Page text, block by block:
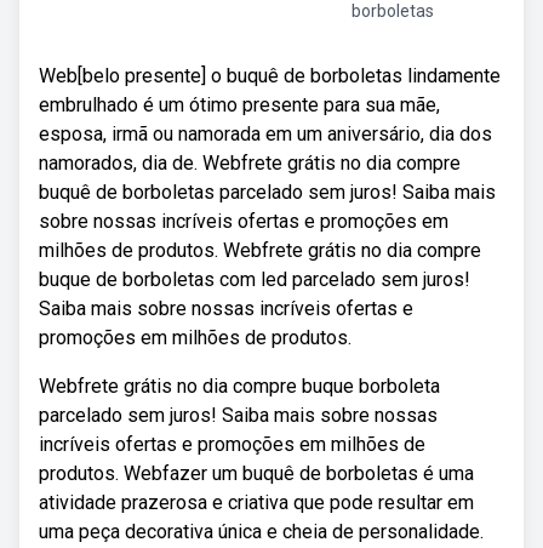
borboletas
Web[belo presente] o buquê de borboletas lindamente
embrulhado é um ótimo presente para sua mãe,
esposa, irmã ou namorada em um aniversário, dia dos
namorados, dia de. Webfrete grátis no dia compre
buquê de borboletas parcelado sem juros! Saiba mais
sobre nossas incríveis ofertas e promoções em
milhões de produtos. Webfrete grátis no dia compre
buque de borboletas com led parcelado sem juros!
Saiba mais sobre nossas incríveis ofertas e
promoções em milhões de produtos.
Webfrete grátis no dia compre buque borboleta
parcelado sem juros! Saiba mais sobre nossas
incríveis ofertas e promoções em milhões de
produtos. Webfazer um buquê de borboletas é uma
atividade prazerosa e criativa que pode resultar em
uma peça decorativa única e cheia de personalidade.